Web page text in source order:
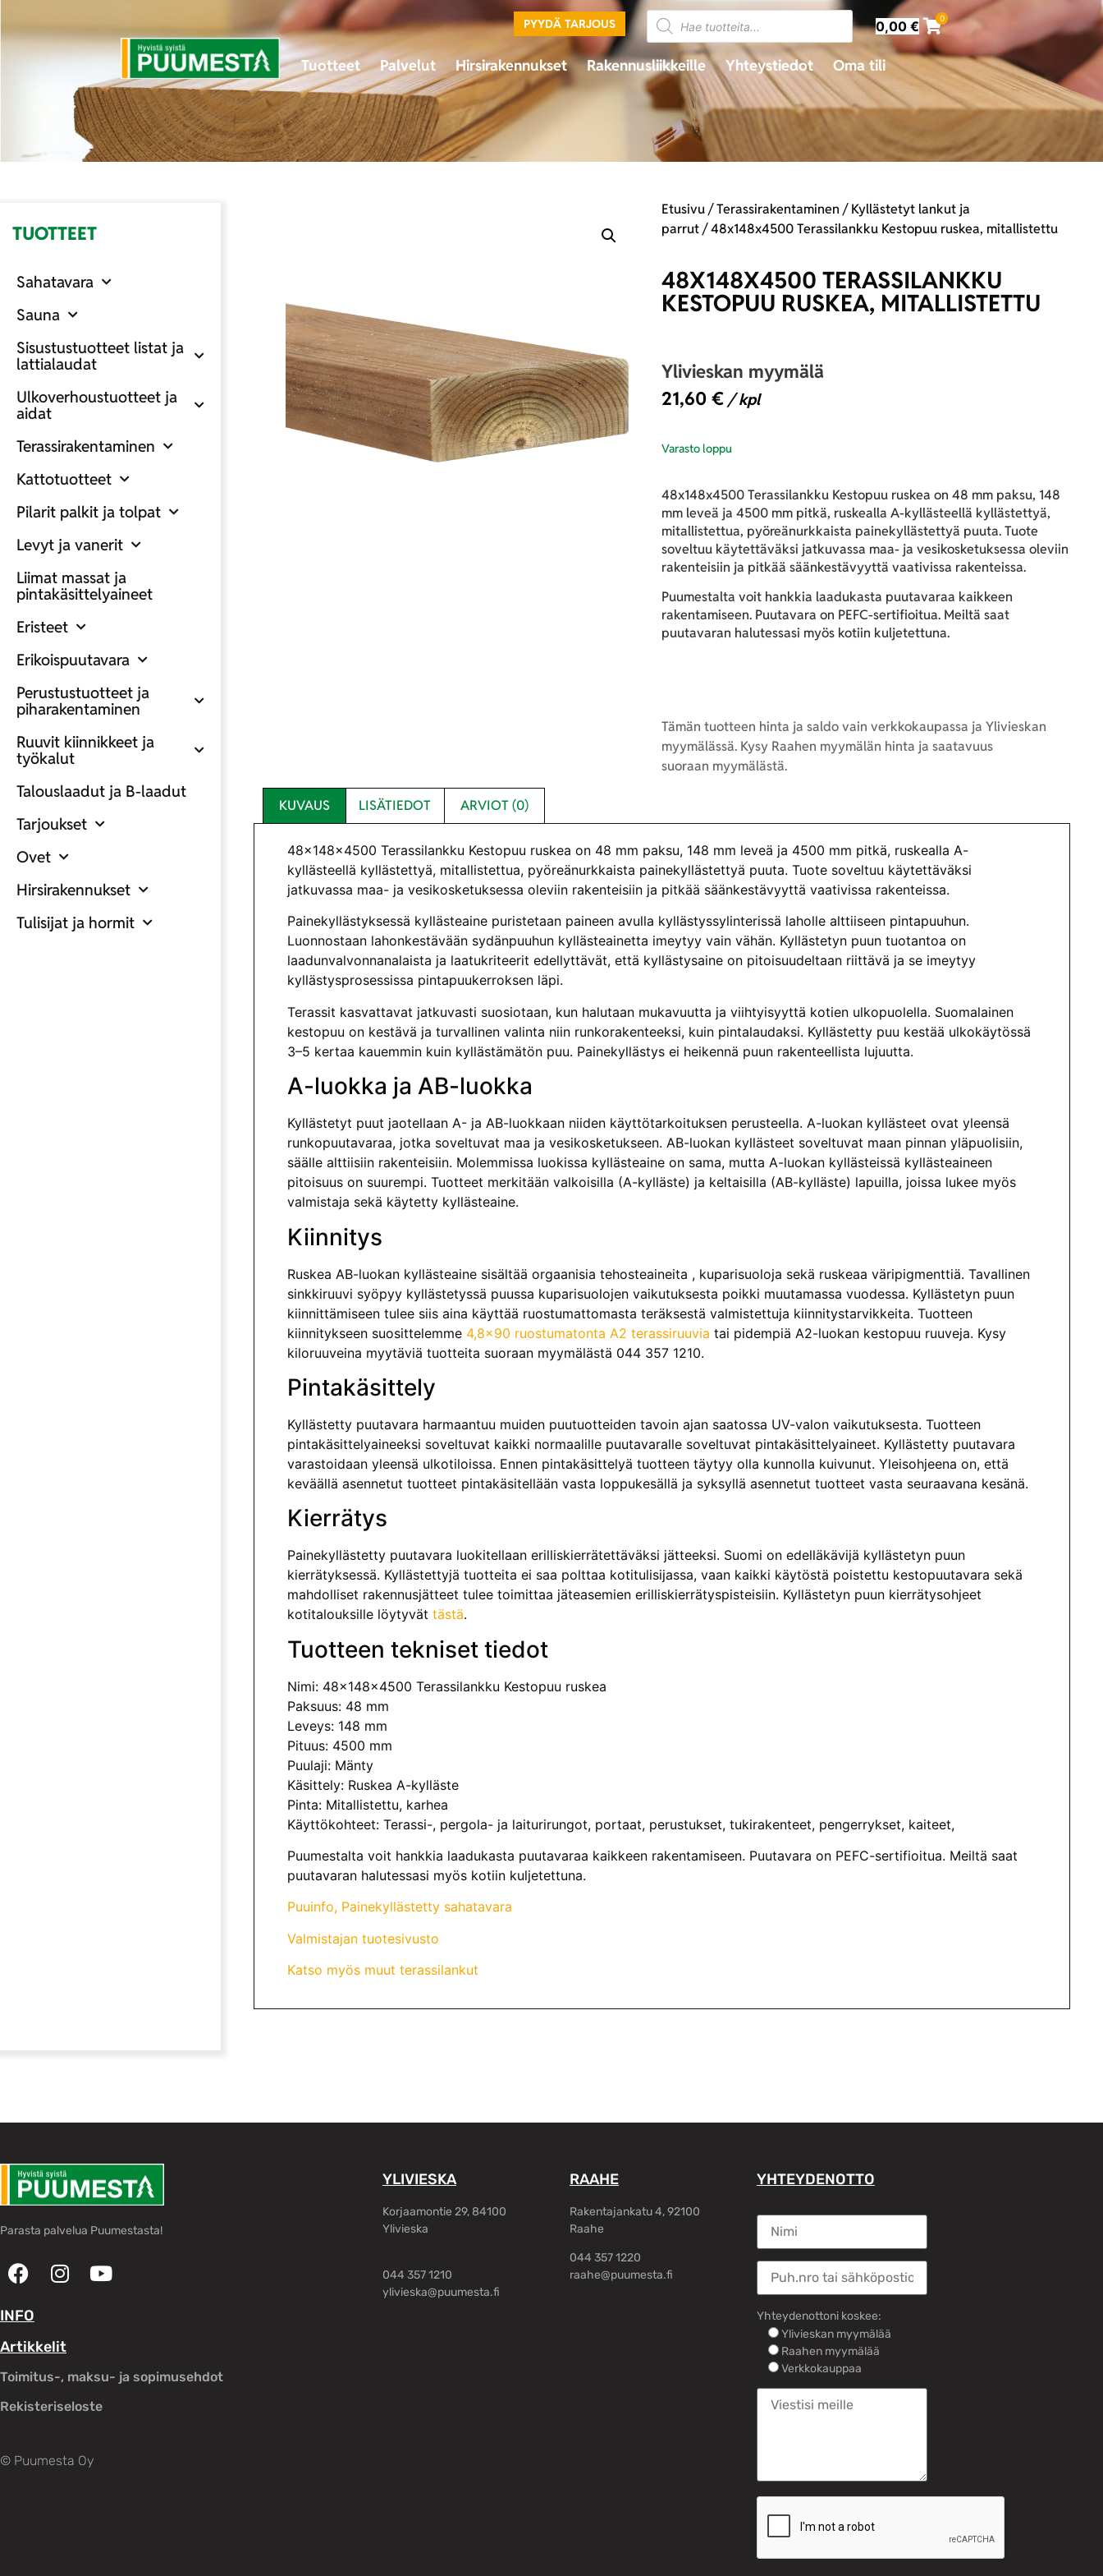
PYYDÄ TARJOUS 0,00€ 0
Tuotteet Palvelut Hirsirakennukset Rakennusliikkeille Yhteystiedot Oma tili
TUOTTEET
Sahatavara
Sauna
Sisustustuotteet listat ja
lattialaudat
Ulkoverhoustuotteet ja
aidat
Terassirakentaminen
Kattotuotteet
Pilarit palkit ja tolpat
Levyt ja vanerit
Liimat massat ja
pintakäsittelyaineet
Eristeet
Erikoispuutavara
Perustustuotteet ja
piharakentaminen
Ruuvit kiinnikkeet ja
työkalut
Talouslaadut ja B-laadut
Tarjoukset
Ovet
Hirsirakennukset
Tulisijat ja hormit
Etusivu/Terassirakentaminen /Kyllästetyt lankut ja
parrut/ 48x148x4500 Terassilankku Kestopuu ruskea, mitallistettu
48X148X4500 TERASSILANKKU
KESTOPUU RUSKEA, MITALLISTETTU
Ylivieskan myymälä
21,60€ / kpl
Varasto loppu
48x148x4500 Terassilankku Kestopuu ruskeaon 48 mm paksu, 148
mm leveä ja 4500 mm pitkä, ruskealla A-kyllästeellä kyllästettyä,
mitallistettua, pyöreänurkkaista painekyllästettyä puuta. Tuote
soveltuu käytettäväksi jatkuvassa maa- ja vesikosketuksessa oleviin
rakenteisiin ja pitkää säänkestävyyttä vaativissa rakenteissa.
Puumestalta voit hankkia laadukasta puutavaraa kaikkeen
rakentamiseen. Puutavara on PEFC-sertifioitua. Meiltä saat
puutavaran halutessasi myös kotiin kuljetettuna.
Tämän tuotteen hinta ja saldo vain verkkokaupassa ja Ylivieskan
myymälässä. Kysy Raahen myymälän hinta ja saatavuus
suoraan myymälästä.
KUVAUS LISÄTIEDOT ARVIOT (0)
48x148x4500 Terassilankku Kestopuu ruskea on 48 mm paksu, 148 mm leveä ja 4500 mm pitkä, ruskealla A-
kyllästeellä kyllästettyä, mitallistettua, pyöreänurkkaista painekyllästettyä puuta. Tuote soveltuu käytettäväksi
jatkuvassa maa- ja vesikosketuksessa oleviin rakenteisiin ja pitkää säänkestävyyttä vaativissa rakenteissa.
Painekyllästyksessä kyllästeaine puristetaan paineen avulla kyllästyssylinterissä laholle alttiiseen pintapuuhun.
Luonnostaan lahonkestävään sydänpuuhun kyllästeainetta imeytyy vain vähän. Kyllästetyn puun tuotantoa on
laadunvalvonnanalaista ja laatukriteerit edellyttävät, että kyllästysaine on pitoisuudeltaan riittävä ja se imeytyy
kyllästysprosessissa pintapuukerroksen läpi.
Terassit kasvattavat jatkuvasti suosiotaan, kun halutaan mukavuutta ja viihtyisyyttä kotien ulkopuolella. Suomalainen
kestopuu on kestävä ja turvallinen valinta niin runkorakenteeksi, kuin pintalaudaksi. Kyllästetty puu kestää ulkokäytössä
3–5 kertaa kauemmin kuin kyllästämätön puu. Painekyllästys ei heikennä puun rakenteellista lujuutta.
A-luokka ja AB-luokka
Kyllästetyt puut jaotellaan A- ja AB-luokkaan niiden käyttötarkoituksen perusteella. A-luokan kyllästeet ovat yleensä
runkopuutavaraa, jotka soveltuvat maa ja vesikosketukseen. AB-luokan kyllästeet soveltuvat maan pinnan yläpuolisiin,
säälle alttiisiin rakenteisiin. Molemmissa luokissa kyllästeaine on sama, mutta A-luokan kyllästeissä kyllästeaineen
pitoisuus on suurempi. Tuotteet merkitään valkoisilla (A-kylläste) ja keltaisilla (AB-kylläste) lapuilla, joissa lukee myös
valmistaja sekä käytetty kyllästeaine.
Kiinnitys
Ruskea AB-luokan kyllästeaine sisältää orgaanisia tehosteaineita , kuparisuoloja sekä ruskeaa väripigmenttiä. Tavallinen
sinkkiruuvi syöpyy kyllästetyssä puussa kuparisuolojen vaikutuksesta poikki muutamassa vuodessa. Kyllästetyn puun
kiinnittämiseen tulee siis aina käyttää ruostumattomasta teräksestä valmistettuja kiinnitystarvikkeita. Tuotteen
kiinnitykseen suosittelemme 4,8×90 ruostumatonta A2 terassiruuvia tai pidempiä A2-luokan kestopuu ruuveja. Kysy
kiloruuveina myytäviä tuotteita suoraan myymälästä 044 357 1210.
Pintakäsittely
Kyllästetty puutavara harmaantuu muiden puutuotteiden tavoin ajan saatossa UV-valon vaikutuksesta. Tuotteen
pintakäsittelyaineeksi soveltuvat kaikki normaalille puutavaralle soveltuvat pintakäsittelyaineet. Kyllästetty puutavara
varastoidaan yleensä ulkotiloissa. Ennen pintakäsittelyä tuotteen täytyy olla kunnolla kuivunut. Yleisohjeena on, että
keväällä asennetut tuotteet pintakäsitellään vasta loppukesällä ja syksyllä asennetut tuotteet vasta seuraavana kesänä.
Kierrätys
Painekyllästetty puutavara luokitellaan erilliskierrätettäväksi jät­teeksi. Suomi on edelläkävijä kyllästetyn puun
kierrätyksessä. Kyllästettyjä tuotteita ei saa polttaa kotitulisijassa, vaan kaikki käytöstä poistettu kestopuutavara sekä
mah­dolliset rakennusjätteet tulee toimittaa jäteasemien erilliskierrätyspisteisiin. Kyllästetyn puun kierrätysohjeet
kotitalouksille löytyvät tästä.
Tuotteen tekniset tiedot
Nimi: 48x148x4500 Terassilankku Kestopuu ruskea
Paksuus: 48 mm
Leveys: 148 mm
Pituus: 4500 mm
Puulaji: Mänty
Käsittely: Ruskea A-kylläste
Pinta: Mitallistettu, karhea
Käyttökohteet: Terassi-, pergola- ja laiturirungot, portaat, perustukset, tukirakenteet, pengerrykset, kaiteet,
Puumestalta voit hankkia laadukasta puutavaraa kaikkeen rakentamiseen. Puutavara on PEFC-sertifioitua. Meiltä saat
puutavaran halutessasi myös kotiin kuljetettuna.
Puuinfo, Painekyllästetty sahatavara
Valmistajan tuotesivusto
Katso myös muut terassilankut
Parasta palvelua Puumestasta!
INFO
Artikkelit
Toimitus-, maksu- ja sopimusehdot
Rekisteriseloste
© Puumesta Oy
YLIVIESKA
Korjaamontie 29, 84100
Ylivieska
044 357 1210
ylivieska@puumesta.fi
RAAHE
Rakentajankatu 4, 92100
Raahe
044 357 1220
raahe@puumesta.fi
YHTEYDENOTTO
Yhteydenottoni koskee:
Ylivieskan myymälää
Raahen myymälää
Verkkokauppaa